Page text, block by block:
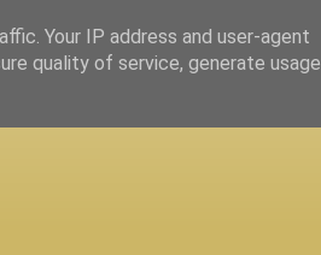
Your IP address and user-agent
quality of service, generate usage